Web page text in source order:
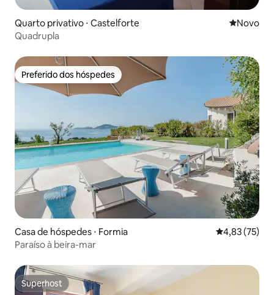
Quarto privativo ⋅ Castelforte Novo
Novo
Quadrupla
Preferido dos hóspedes
Preferido dos hóspedes
Casa de hóspedes ⋅ Formia 4,83 de uma
4,83 (75)
Paraíso à beira-mar
Superhost
Superhost